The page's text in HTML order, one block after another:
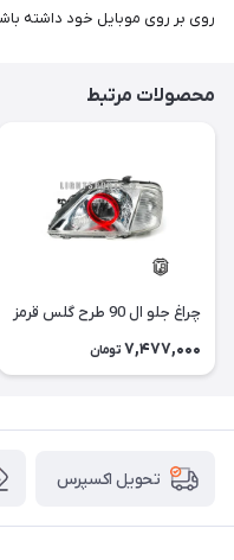
روی بر روی موبایل خود داشته
محصولات مرتبط
چراغ جلو ال 90 طرح گلس قرمز
7,477,000 تومان
تحویل اکسپرس